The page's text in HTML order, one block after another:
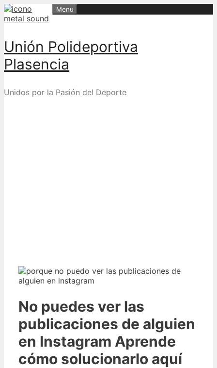
Skip
to
Unión Polideportiva
Plasencia
Unidos por la Pasión del Deporte
Menu
No puedes ver las
publicaciones de alguien
en Instagram Aprende
cómo solucionarlo aquí